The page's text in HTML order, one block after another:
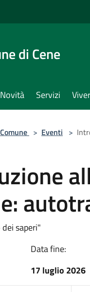
di Cene
Novità Servizi
> Eventi >
saperi"
Data fine:
17 luglio 2026